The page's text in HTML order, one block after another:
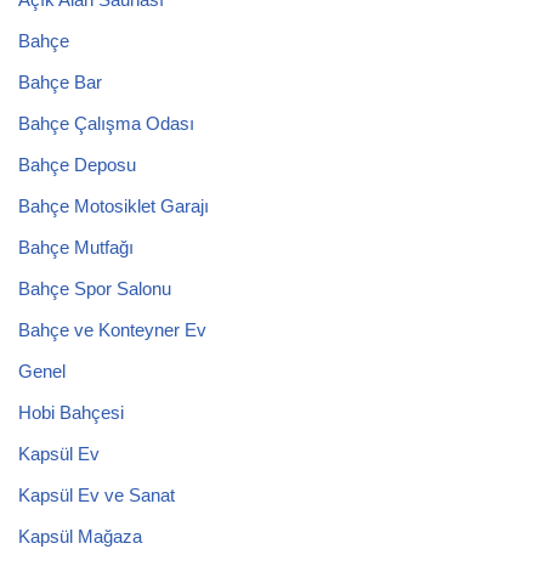
Bahçe
Bahçe Bar
Bahçe Çalışma Odası
Bahçe Deposu
Bahçe Motosiklet Garajı
Bahçe Mutfağı
Bahçe Spor Salonu
Bahçe ve Konteyner Ev
Genel
Hobi Bahçesi
Kapsül Ev
Kapsül Ev ve Sanat
Kapsül Mağaza